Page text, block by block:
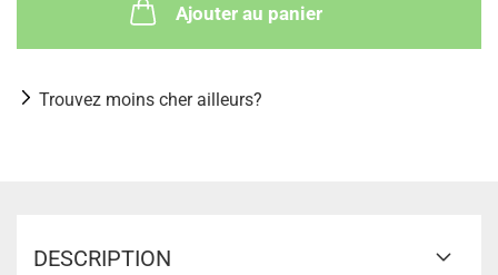
Ajouter au panier
Trouvez moins cher ailleurs?
DESCRIPTION